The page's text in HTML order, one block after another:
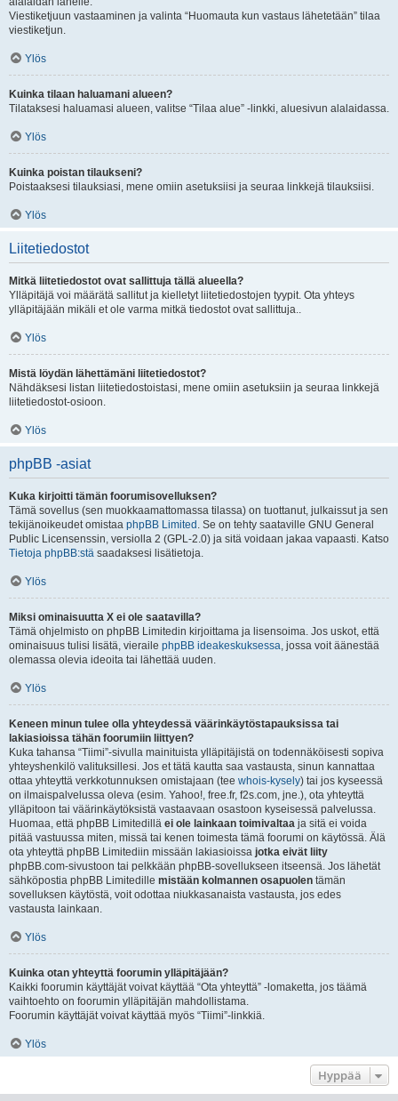
Viestiketjuun vastaaminen ja valinta “Huomauta kun vastaus lähetetään” tilaa
viestiketjun.
Ylös
Kuinka tilaan haluamani alueen?
Tilataksesi haluamasi alueen, valitse “Tilaa alue” -linkki, aluesivun alalaidassa.
Ylös
Kuinka poistan tilaukseni?
Poistaaksesi tilauksiasi, mene omiin asetuksiisi ja seuraa linkkejä tilauksiisi.
Ylös
Liitetiedostot
Mitkä liitetiedostot ovat sallittuja tällä alueella?
Ylläpitäjä voi määrätä sallitut ja kielletyt liitetiedostojen tyypit. Ota yhteys
ylläpitäjään mikäli et ole varma mitkä tiedostot ovat sallittuja..
Ylös
Mistä löydän lähettämäni liitetiedostot?
Nähdäksesi listan liitetiedostoistasi, mene omiin asetuksiin ja seuraa linkkejä
liitetiedostot-osioon.
Ylös
phpBB -asiat
Kuka kirjoitti tämän foorumisovelluksen?
Tämä sovellus (sen muokkaamattomassa tilassa) on tuottanut, julkaissut ja sen
tekijänoikeudet omistaa phpBB Limited . Se on tehty saataville GNU General
Public Licensenssin, versiolla 2 (GPL-2.0) ja sitä voidaan jakaa vapaasti. Katso
Tietoja phpBB:stä saadaksesi lisätietoja.
Ylös
Miksi ominaisuutta X ei ole saatavilla?
Tämä ohjelmisto on phpBB Limitedin kirjoittama ja lisensoima. Jos uskot, että
ominaisuus tulisi lisätä, vieraile phpBB ideakeskuksessa, jossa voit äänestää
olemassa olevia ideoita tai lähettää uuden.
Ylös
Keneen minun tulee olla yhteydessä väärinkäytöstapauksissa tai
lakiasioissa tähän foorumiin liittyen?
Kuka tahansa “Tiimi”-sivulla mainituista ylläpitäjistä on todennäköisesti sopiva
yhteyshenkilö valituksillesi. Jos et tätä kautta saa vastausta, sinun kannattaa
ottaa yhteyttä verkkotunnuksen omistajaan (tee whois-kysely) tai jos kyseessä
on ilmaispalvelussa oleva (esim. Yahoo!, free.fr, f2s.com, jne.), ota yhteyttä
ylläpitoon tai väärinkäytöksistä vastaavaan osastoon kyseisessä palvelussa.
Huomaa, että phpBB Limitedillä ei ole lainkaan toimivaltaa ja sitä ei voida
pitää vastuussa miten, missä tai kenen toimesta tämä foorumi on käytössä. Älä
ota yhteyttä phpBB Limitediin missään lakiasioissa jotka eivät liity
phpBB.com-sivustoon tai pelkkään phpBB-sovellukseen itseensä. Jos lähetät
sähköpostia phpBB Limitedille mistään kolmannen osapuolen tämän
sovelluksen käytöstä, voit odottaa niukkasanaista vastausta, jos edes
vastausta lainkaan.
Ylös
Kuinka otan yhteyttä foorumin ylläpitäjään?
Kaikki foorumin käyttäjät voivat käyttää “Ota yhteyttä” -lomaketta, jos täämä
vaihtoehto on foorumin ylläpitäjän mahdollistama.
Foorumin käyttäjät voivat käyttää myös “Tiimi”-linkkiä.
Ylös
Hyppää